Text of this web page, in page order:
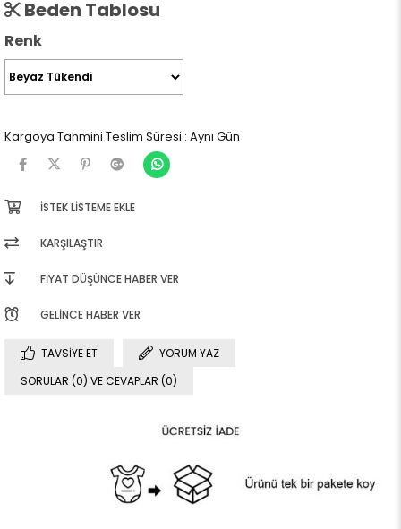
Beden Tablosu
Renk
Kargoya Tahmini Teslim Süresi : Aynı Gün
İSTEK LISTEME EKLE
KARŞILAŞTIR
FIYAT DÜŞÜNCE HABER VER
GELINCE HABER VER
TAVSIYE ET
YORUM YAZ
SORULAR (0) VE CEVAPLAR (0)